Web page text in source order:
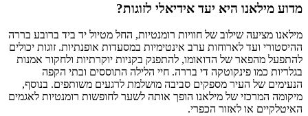
מדוע מילאנו היא יעד אידיאלי לזוגות?
מילאנו מציעה שילוב של חוויות רומנטיות, החל מטיול יד ביד ברובע בררה
ההיסטורי ועד לארוחות ערב אינטימיות במסעדות אופנתיות. זוגות יכולים
להתפעל מהפאר של הדואומו, להתפנק בקניות יוקרתיות ולחקור אמנות
בגלריות כמו פינקוטקה די בררה. חיי הלילה התוססים ובתי הקפה
הנעימים של העיר מספקים סביבה מושלמת לרגעים משותפים. בנוסף,
מיקומה המרכזי של מילאנו הופך אותה לשער לחופשות רומנטיות לאגמים
האיטלקיים או לאזור הכפרי.